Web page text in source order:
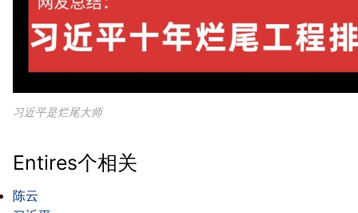
习近平是烂尾大师
Entires个相关
陈云